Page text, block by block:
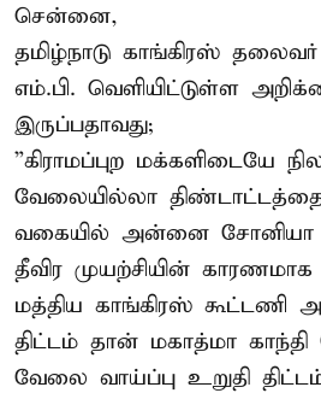
சென்னை,
தமிழ்நாடு காங்கிரஸ்
எம்.பி. வெளியிட்டுள்ள
இருப்பதாவது;
”கிராமப்புற மக்களிடையே
வேலையில்லா
வகையில் அன்னை சோனியா
தீவிர முயற்சியின்
மத்திய காங்கிரஸ் கூட்டணி
திட்டம் தான் மகாத்மா
வேலை வாய்ப்பு உறுதி